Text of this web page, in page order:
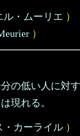
ル・ムーリエ ）
）
の低い人に対
現れる。
・カーライル ）